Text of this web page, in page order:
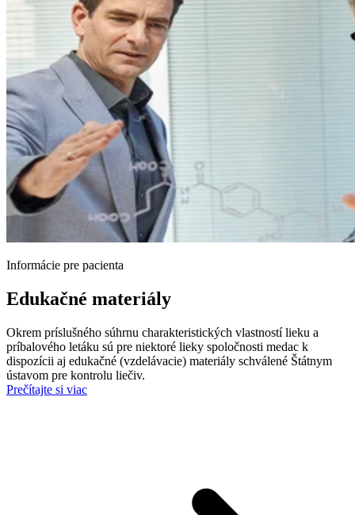
Informácie pre pacienta
Edukačné materiály
Okrem príslušného súhrnu charakteristických vlastností lieku a
príbalového letáku sú pre niektoré lieky spoločnosti medac k
dispozícii aj edukačné (vzdelávacie) materiály schválené Štátnym
ústavom pre kontrolu liečiv.
Prečítajte si viac